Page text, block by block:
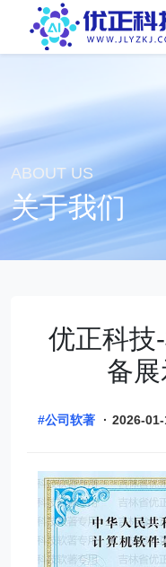
ABOUT US
关于我们
优正科技
备
#公司软著 · 2026-